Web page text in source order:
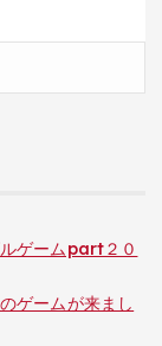
ゲームpart２０
ゲームが来まし